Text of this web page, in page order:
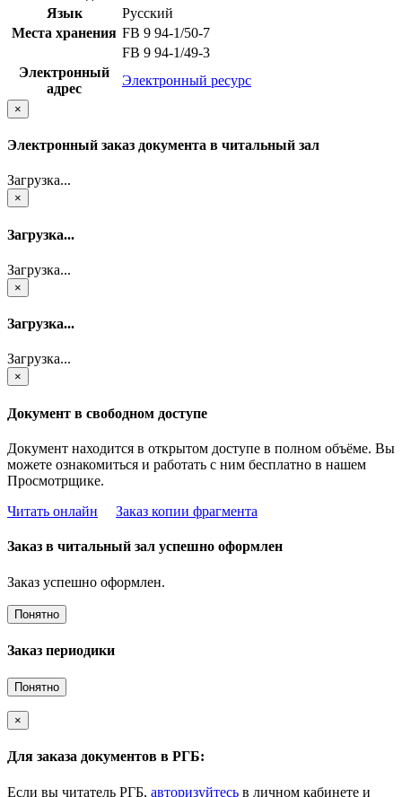
Язык
Русский
Места хранения FB 9 94-1/50-7
FB 9 94-1/49-3
Электронный
адрес
Электронный ресурс
×
Электронный заказ документа в читальный зал
Загрузка...
×
Загрузка...
Загрузка...
×
Загрузка...
Загрузка...
×
Документ в свободном доступе
Документ находится в открытом доступе в полном объёме. Вы
можете ознакомиться и работать с ним бесплатно в нашем
Просмотрщике.
Читать онлайн
Заказ копии фрагмента
Заказ в читальный зал успешно оформлен
Заказ успешно оформлен.
Понятно
Заказ периодики
Понятно
×
Для заказа документов в РГБ:
Если вы читатель РГБ, авторизуйтесь в личном кабинете и